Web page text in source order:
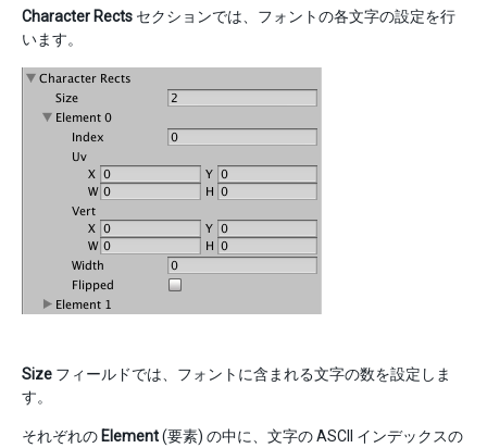
Character Rects セクションでは、フォントの各文字の設定を行
います。
Size フィールドでは、フォントに含まれる文字の数を設定しま
す。
それぞれの Element(要素) の中に、文字の ASCII インデックスの